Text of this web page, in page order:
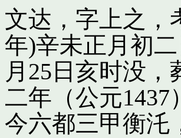
文达，字上之，
年)辛未正月初
月25日亥时没
二年（公元
今六都三甲衡汑